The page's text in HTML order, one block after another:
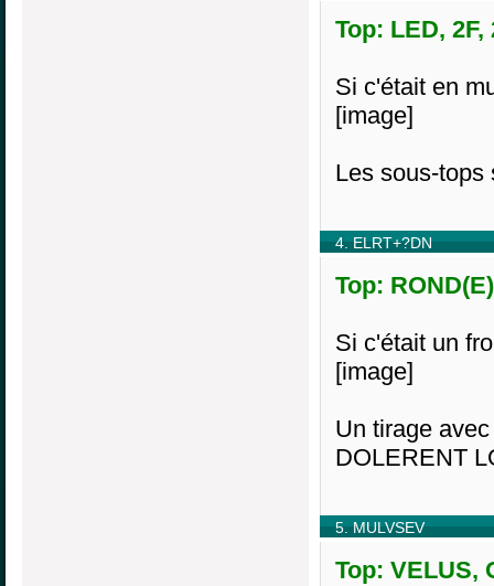
Top: LED,
Si c'était en
[image]
Les sous-tops
4. ELRT+?DN
Top:
Si c'était un
[image]
Un tirage
DOLERENT
5. MULVSEV
Top: VELUS,